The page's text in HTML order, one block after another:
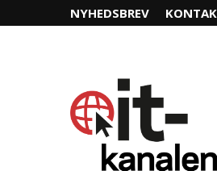
NYHEDSBREV